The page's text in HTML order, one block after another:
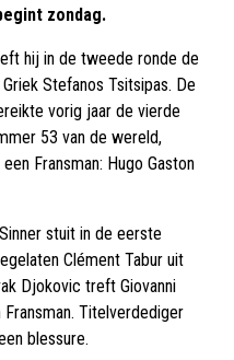
zondag.
hij in de tweede ronde de
Stefanos Tsitsipas. De
vorig jaar de vierde
53 van de wereld,
Fransman: Hugo Gaston
stuit in de eerste
Clément Tabur uit
Djokovic treft Giovanni
Titelverdediger
blessure.